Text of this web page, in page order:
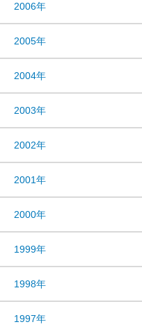
2006年
2005年
2004年
2003年
2002年
2001年
2000年
1999年
1998年
1997年